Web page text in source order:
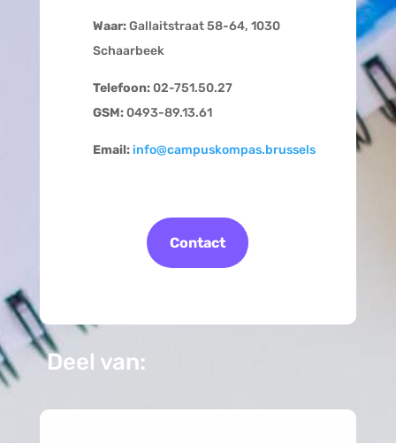
Waar:Gallaitstraat 58-64, 1030
Schaarbeek
Telefoon:02-751.50.27
GSM:0493-89.13.61
Email:info@campuskompas.brussels
Contact
Deel van: